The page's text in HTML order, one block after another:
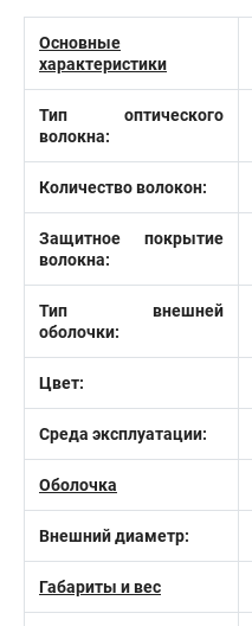
Основные
характеристики
Тип оптического
волокна:
Количество волокон:
Защитное покрытие
волокна:
Тип внешней
оболочки:
Цвет:
Среда эксплуатации:
Оболочка
Внешний диаметр:
Габариты и вес